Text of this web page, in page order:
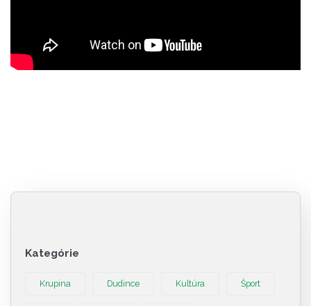
Kategórie
Krupina Dudince Kultúra Šport